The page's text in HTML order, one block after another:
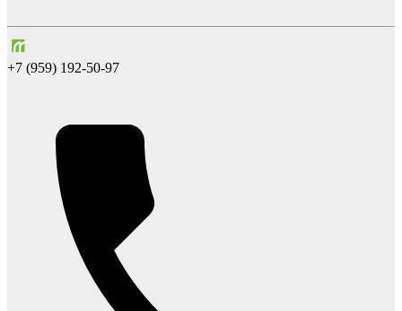
+7 (959) 192-50-97